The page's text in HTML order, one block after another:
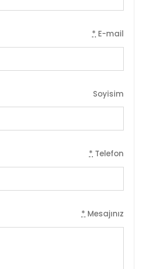
E-mail
*
Soyisim
Telefon
*
Mesajınız
*